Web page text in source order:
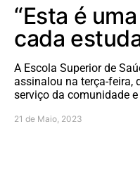
“Esta é
cada
A Escola Superior de
assinalou na terça-feira,
serviço da comunidade
21 de Maio, 2023